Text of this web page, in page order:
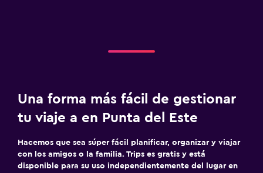
Una forma más fácil de gestionar
tu viaje a en Punta del Este
Hacemos que sea súper fácil planificar, organizar y viajar
con los amigos o la familia. Trips es gratis y está
disponible para su uso independientemente del lugar en